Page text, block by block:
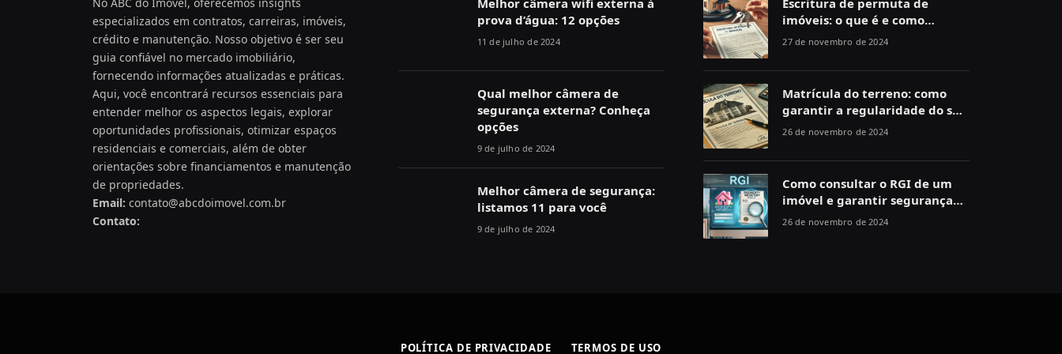
especializados em contratos, carreiras, imóveis,
crédito e manutenção. Nosso objetivo é ser seu
guia confiável no mercado imobiliário,
fornecendo informações atualizadas e práticas.
Aqui, você encontrará recursos essenciais para
entender melhor os aspectos legais, explorar
oportunidades profissionais, otimizar espaços
residenciais e comerciais, além de obter
orientações sobre financiamentos e manutenção
de propriedades.
Email: contato@abcdoimovel.com.br
Contato:
Melhor câmera wifi externa à
prova d’água: 12 opções
11 de julho de 2024
Qual melhor câmera de
segurança externa? Conheça
opções
9 de julho de 2024
Melhor câmera de segurança:
listamos 11 para você
9 de julho de 2024
Escritura de permuta de
imóveis: o que é e como
funciona
27 de novembro de 2024
Matrícula do terreno: como
garantir a regularidade do seu
imóvel
26 de novembro de 2024
Como consultar o RGI de um
imóvel e garantir segurança
jurídica
26 de novembro de 2024
POLÍTICA DE PRIVACIDADE TERMOS DE USO